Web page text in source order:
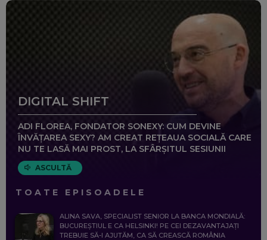
DIGITAL SHIFT
ADI FLOREA, FONDATOR SONEXY: CUM DEVINE
ÎNVĂȚAREA SEXY? AM CREAT REȚEAUA SOCIALĂ CARE
NU TE LASĂ MAI PROST, LA SFÂRȘITUL SESIUNII
ASCULTĂ
TOATE EPISOADELE
ALINA SAVA, SPECIALIST SENIOR LA BANCA MONDIALĂ:
BUCUREȘTIUL E CA HELSINKI! PE CEI DEZAVANTAJAȚI
TREBUIE SĂ-I AJUTĂM, CA SĂ CREASCĂ ROMÂNIA